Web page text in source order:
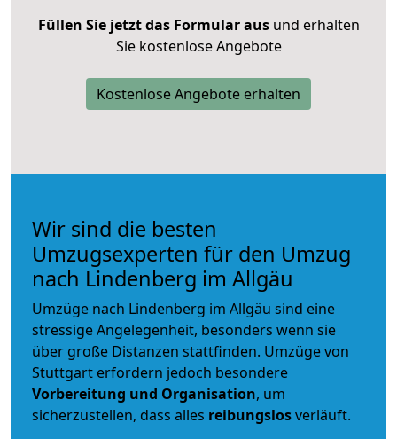
Füllen Sie jetzt das Formular ausund erhalten
Sie kostenlose Angebote
Kostenlose Angebote erhalten
Wir sind die besten
Umzugsexperten für den Umzug
nach Lindenberg im Allgäu
Umzüge nach Lindenberg im Allgäu sind eine
stressige Angelegenheit, besonders wenn sie
über große Distanzen stattfinden. Umzüge von
Stuttgart erfordern jedoch besondere
Vorbereitung und Organisation, um
sicherzustellen, dass alles reibungslosverläuft.